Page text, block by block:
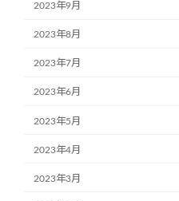
2023年9月
2023年8月
2023年7月
2023年6月
2023年5月
2023年4月
2023年3月